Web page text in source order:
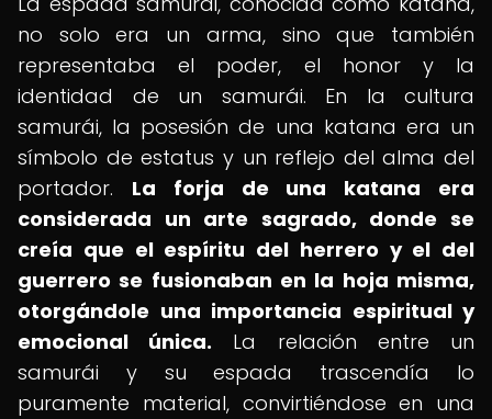
no solo era un arma, sino que también
representaba el poder, el honor y la
identidad de un samurái. En la cultura
samurái, la posesión de una katana era un
símbolo de estatus y un reflejo del alma del
portador. La forja de una katana era
considerada un arte sagrado, donde se
creía que el espíritu del herrero y el del
guerrero se fusionaban en la hoja misma,
otorgándole una importancia espiritual y
emocional única. La relación entre un
samurái y su espada trascendía lo
puramente material, convirtiéndose en una